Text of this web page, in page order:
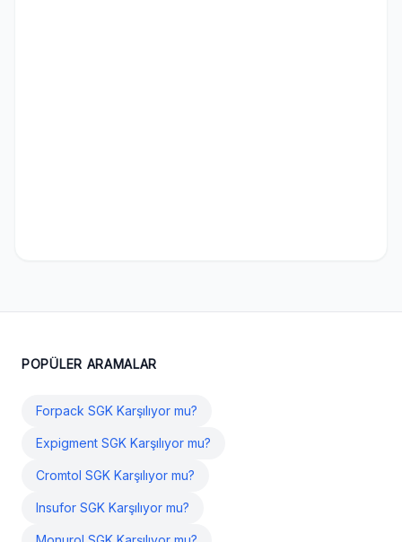
POPÜLER ARAMALAR
Forpack SGK Karşılıyor mu?
Expigment SGK Karşılıyor mu?
Cromtol SGK Karşılıyor mu?
Insufor SGK Karşılıyor mu?